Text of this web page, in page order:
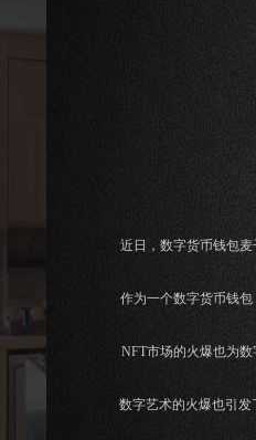
近日，数字货币钱包
作为一个数字货币钱
NFT市场的火爆也为
数字艺术的火爆也引